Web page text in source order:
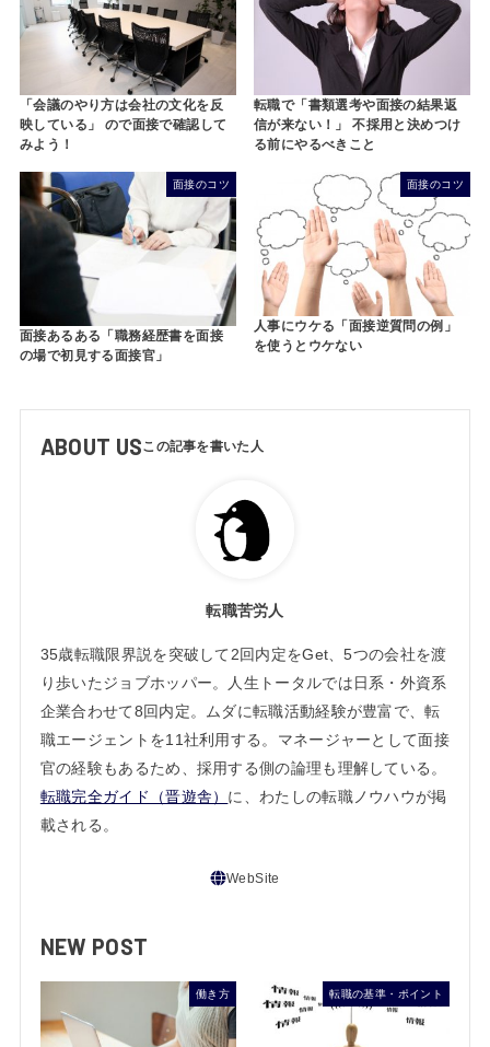
「会議のやり方は会社の文化を反
映している」 ので面接で確認して
みよう！
転職で「書類選考や面接の結果返
信が来ない！」 不採用と決めつけ
る前にやるべきこと
面接のコツ
面接あるある「職務経歴書を面接
の場で初見する面接官」
面接のコツ
人事にウケる「面接逆質問の例」
を使うとウケない
ABOUT US
転職苦労人
35歳転職限界説を突破して2回内定をGet、5つの会社を渡
り歩いたジョブホッパー。人生トータルでは日系・外資系
企業合わせて8回内定。ムダに転職活動経験が豊富で、転
職エージェントを11社利用する。マネージャーとして面接
官の経験もあるため、採用する側の論理も理解している。
転職完全ガイド（晋遊舎） に、わたしの転職ノウハウが掲
載される。
NEW POST
働き方 転職の基準・ポイント